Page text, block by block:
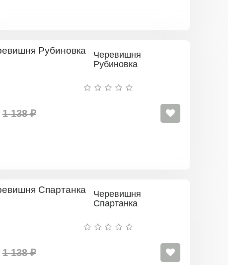
Черевишня
Рубиновка
1 138 ₽
Черевишня
Спартанка
1 138 ₽